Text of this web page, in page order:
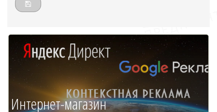
Интернет-магазин